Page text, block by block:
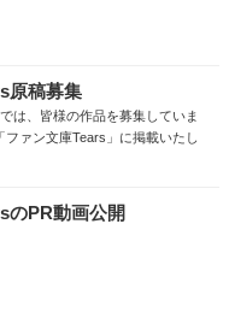
原稿募集
は、皆様の作品を募集していま
ファン文庫Tears」に掲載いたし
のPR動画公開